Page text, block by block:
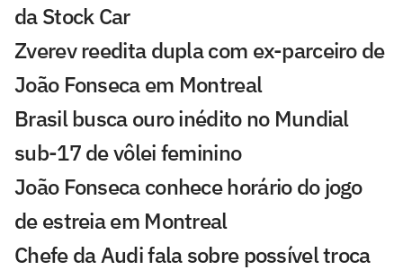
da Stock Car
Zverev reedita dupla com ex-parceiro de
João Fonseca em Montreal
Brasil busca ouro inédito no Mundial
sub-17 de vôlei feminino
João Fonseca conhece horário do jogo
de estreia em Montreal
Chefe da Audi fala sobre possível troca